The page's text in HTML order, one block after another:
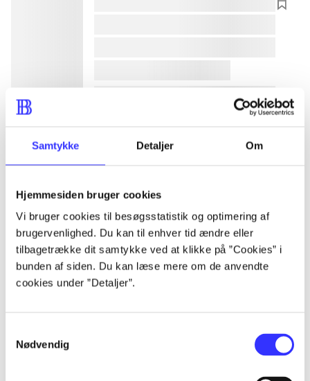
Samtykke Detaljer Om
Hjemmesiden bruger cookies
Vi bruger cookies til besøgsstatistik og optimering af
brugervenlighed. Du kan til enhver tid ændre eller
tilbagetrække dit samtykke ved at klikke på ”Cookies” i
bunden af siden. Du kan læse mere om de anvendte
cookies under ”Detaljer”.
Nødvendig
lorem ipsum dolor sit amet ...
lorem ipsum dolor sit amet ...
lorem ipsum dolor sit amet ...
lorem ipsum dolor sit amet ...
lorem ipsum dolor sit amet ...